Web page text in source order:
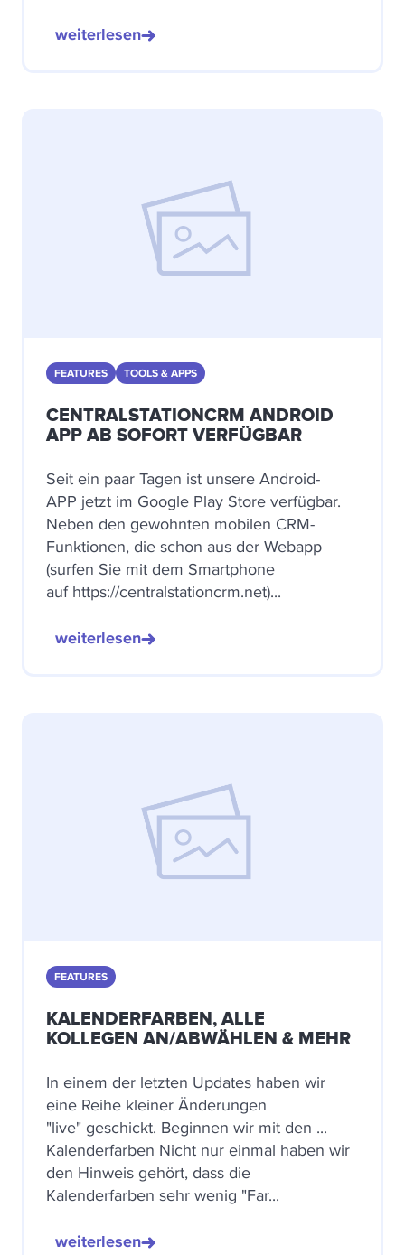
weiterlesen
FEATURES TOOLS & APPS
CENTRALSTATIONCRM ANDROID
APP AB SOFORT VERFÜGBAR
Seit ein paar Tagen ist unsere Android-
APP jetzt im Google Play Store verfügbar.
Neben den gewohnten mobilen CRM-
Funktionen, die schon aus der Webapp
(surfen Sie mit dem Smartphone
auf https://centralstationcrm.net)...
weiterlesen
FEATURES
KALENDERFARBEN, ALLE
KOLLEGEN AN/ABWÄHLEN & MEHR
In einem der letzten Updates haben wir
eine Reihe kleiner Änderungen
"live" geschickt. Beginnen wir mit den ...
Kalenderfarben Nicht nur einmal haben wir
den Hinweis gehört, dass die
Kalenderfarben sehr wenig "Far...
weiterlesen